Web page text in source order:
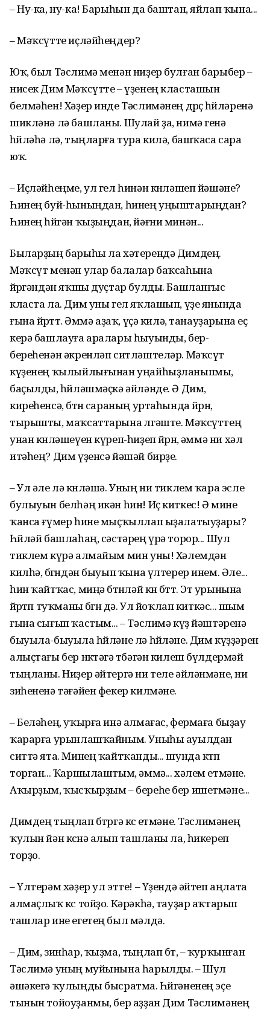
– Ну-ка, ну-ка! Барыһын да баштан, яйлап ҡына...
– Мәҡсүтте иҫләйһеңдер?
Юҡ, был Тәслимә менән ниҙер булған барыбер –
нисек Дим Мәҡсүтте – үҙенең класташын
белмәһен! Хәҙер инде Тәслимәнең дөрөҫ һөйләренә
шикләнә лә башланы. Шулай ҙа, нимә генә
һөйләһә лә, тыңларға тура килә, башҡаса сара
юҡ.
– Иҫләйһеңме, ул гел һинән көнләшеп йәшәне?
Һинең буй-һыныңдан, һинең уңыштарыңдан?
Һинең һөйгән ҡыҙыңдан, йәғни минән...
Быларҙың барыһы ла хәтерендә Димдең.
Мәҡсүт менән улар балалар баҡсаһына
йөрөгәндән яҡшы дуҫтар булды. Башланғыс
класта ла. Дим уны гел яҡлашып, үҙе янында
ғына йөрөттө. Әммә аҙаҡ, үҫә килә, танауҙарына еҫ
керә башлауға аралары һыуынды, бер-
береһенән әкренләп ситләштеләр. Мәҡсүт
күҙенең ҡылыйлығынан уңайһыҙланыпмы,
баҫылды, һөйләшмәҫкә әйләнде. Ә Дим,
киреһенсә, бөтөн сараның уртаһында йөрөнө,
тырышты, маҡсаттарына өлгәште. Мәҡсүттең
унан көнләшеүен күреп-һиҙеп йөрөнө, әммә ни хәл
итәһең? Дим үҙенсә йәшәй бирҙе.
– Ул әле лә көнләшә. Уның ни тиклем ҡара эсле
булыуын белһәң икән һин! Иҫ киткес! Ә мине
ҡанса ғүмер һине мыҫҡыллап ыҙалатыуҙары?
Һөйләй башлаһаң, сәстәрең үрә торор... Шул
тиклем күрә алмайым мин уны! Хәлемдән
килһә, бөгөндән быуып ҡына үлтерер инем. Әле...
һин ҡайтҡас, миңә бөтөнләй көн бөттө. Эт урынына
йөрөтөп туҡманы бөгөн дә. Ул йоҡлап киткәс... шым
ғына сығып ҡастым... – Тәслимә күҙ йәштәренә
быуыла-быуыла һөйләне лә һөйләне. Дим күҙҙәрен
алыҫтағы бер нөктәгә төбәгән килеш бүлдермәй
тыңланы. Ниҙер әйтергә ни теле әйләнмәне, ни
зиһененә тәғәйен фекер килмәне.
– Беләһең, уҡырға инә алмағас, фермаға быҙау
ҡарарға урынлашҡайным. Уныһы ауылдан
ситтә ята. Минең ҡайтҡанды... шунда көтөп
торған... Ҡаршылаштым, әммә... хәлем етмәне.
Аҡырҙым, ҡысҡырҙым – береһе бер ишетмәне...
Димдең тыңлап бөтөргә көсө етмәне. Тәслимәнең
ҡулын йән көсөнә алып ташланы ла, һикереп
торҙо.
– Үлтерәм хәҙер ул этте! – Үҙендә әйтеп аңлата
алмаҫлыҡ көс тойҙо. Кәрәкһә, тауҙар аҡтарып
ташлар ине егетең был мәлдә.
– Дим, зинһар, ҡыҙма, тыңлап бөт, – ҡурҡынған
Тәслимә уның муйынына һарылды. – Шул
әшәкегә ҡулыңды бысратма. Һөйгәненең эҫе
тынын тойоуҙанмы, бер аҙҙан Дим Тәслимәнең